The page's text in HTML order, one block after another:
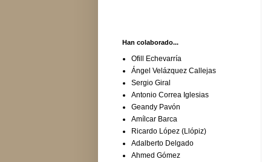
Han colaborado...
Ofill Echevarría
Ángel Velázquez Callejas
Sergio Giral
Antonio Correa Iglesias
Geandy Pavón
Amílcar Barca
Ricardo López (Llópiz)
Adalberto Delgado
Ahmed Gómez